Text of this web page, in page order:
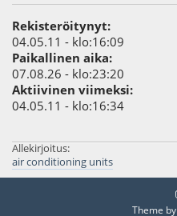
Rekisteröitynyt:
04.05.11 - klo:16:09
Paikallinen aika:
07.08.26 - klo:23:20
Aktiivinen viimeksi:
04.05.11 - klo:16:34
Allekirjoitus:
air conditioning units
Theme by